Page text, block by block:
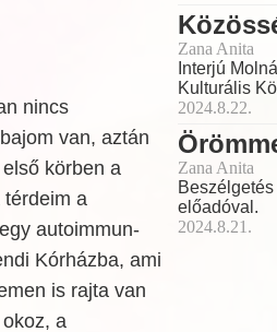
nincs
van, aztán
körben a
térdeim a
autoimmun-
Kórházba, ami
is rajta van
a
Zana Anita
Interjú
Kulturális
2024.8.22.
Zana Anita
előadóval.
2024.8.21.